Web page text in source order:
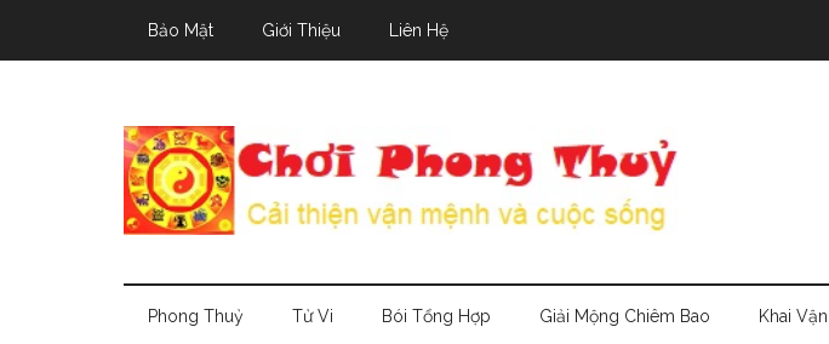
Bảo Mật Giới Thiệu Liên Hệ
Phong Thuỷ Tử Vi Bói Tổng Hợp Giải Mộng Chiêm Bao Khai Vận